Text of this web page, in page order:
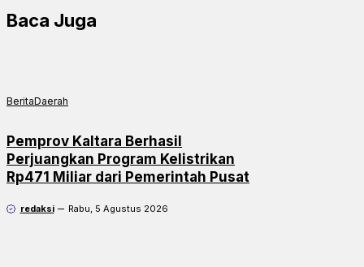
Baca Juga
BeritaDaerah
Pemprov Kaltara Berhasil
Perjuangkan Program Kelistrikan
Rp471 Miliar dari Pemerintah Pusat
redaksi Rabu, 5 Agustus 2026